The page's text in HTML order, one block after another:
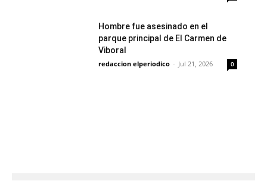
Hombre fue asesinado en el
parque principal de El Carmen de
Viboral
redaccion elperiodico - Jul 21, 2026 0